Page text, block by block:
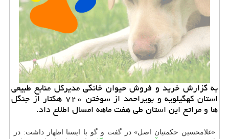
به گزارش خرید و فروش حیوان خانگی مدیركل منابع طبیعی
استان كهگیلویه و بویراحمد از سوختن ۷۲۰ هكتار از جنگل
ها و مراتع این استان طی هفت ماهه امسال اطلاع داد.
«غلامحسین حكمتیان اصل» در گفت و گو با ایسنا اظهار داشت: در